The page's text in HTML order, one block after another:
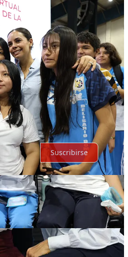
Suscribirse
Roo·Privacidad∙Términos∙Aviso
cultura